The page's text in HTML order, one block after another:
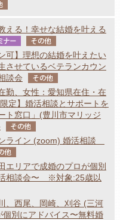
える！幸せな結婚を叶える
ナー その他
可】理想の結婚を叶えたい
させているベテランカウン
談会
その他
勤、女性：愛知県在住・在
定】婚活相談とサポートを
ト窓口」(豊川市マリッジ
その他
ライン (zoom) 婚活相談
他
エリアで成婚のプロが個別
相談会〜 ※対象:25歳以
、西尾、岡崎、刈谷 (三河
別にアドバイス〜無料婚